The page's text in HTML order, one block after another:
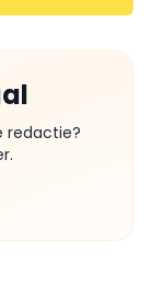
redactie?